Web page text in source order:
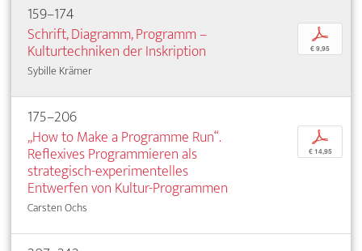
159–174
Schrift, Diagramm, Programm –
Kulturtechniken der Inskription
Sybille Krämer
p
€ 9,95
175–206
„How to Make a Programme Run“.
Reflexives Programmieren als
strategisch-experimentelles
Entwerfen von Kultur-Programmen
Carsten Ochs
p
€ 14,95